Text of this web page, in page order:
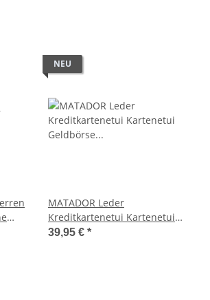
NEU
MATADOR Leder
Kreditkartenetui Kartenetui
Geldbörse RFID Vintage
39,95 € *